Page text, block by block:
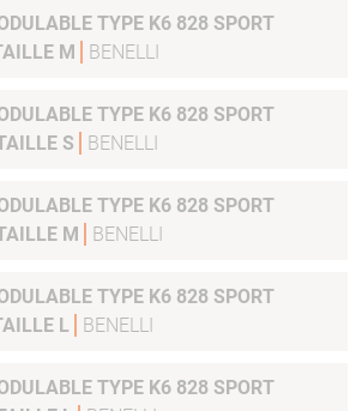
TYPE K6 828 SPORT
M
BENELLI
TYPE K6 828 SPORT
S
BENELLI
TYPE K6 828 SPORT
M
BENELLI
TYPE K6 828 SPORT
L
BENELLI
TYPE K6 828 SPORT